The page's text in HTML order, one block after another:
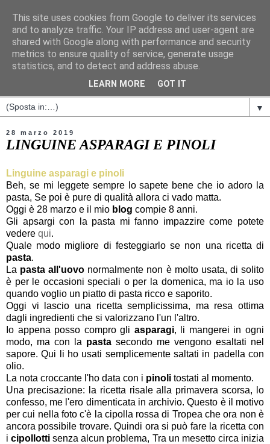
▼
28 marzo 2019
LINGUINE ASPARAGI E PINOLI
Linguine asparagi e pinoli
Beh, se mi leggete sempre lo sapete bene che io adoro la
pasta, Se poi è pure di qualità allora ci vado matta.
Oggi è 28 marzo e il mio blog compie 8 anni.
Gli apsargi con la pasta mi fanno impazzire come potete
vedere qui.
Quale modo migliore di festeggiarlo se non una ricetta di
pasta.
La pasta all'uovo normalmente non è molto usata, di solito
è per le occasioni speciali o per la domenica, ma io la uso
quando voglio un piatto di pasta ricco e saporito.
Oggi vi lascio una ricetta semplicissima, ma resa ottima
dagli ingredienti che si valorizzano l'un l'altro.
Io appena posso compro gli asparagi, li mangerei in ogni
modo, ma con la pasta secondo me vengono esaltati nel
sapore. Qui li ho usati semplicemente saltati in padella con
olio.
La nota croccante l'ho data con i pinoli tostati al momento.
Una precisazione: la ricetta risale alla primavera scorsa, lo
confesso, me l'ero dimenticata in archivio. Questo è il motivo
per cui nella foto c'è la cipolla rossa di Tropea che ora non è
ancora possibile trovare. Quindi ora si può fare la ricetta con
icipollotti senza alcun problema, Tra un mesetto circa inizia
This site uses cookies from Google to deliver its services
and to analyze traffic. Your IP address and user-agent are
shared with Google along with performance and security
metrics to ensure quality of service, generate usage
statistics, and to detect and address abuse.
LEARN MORE GOT IT